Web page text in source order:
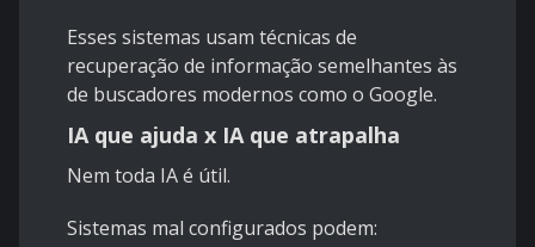
Esses sistemas usam técnicas de
recuperação de informação semelhantes às
de buscadores modernos como o Google.
IA que ajuda x IA que atrapalha
Nem toda IA é útil.
Sistemas mal configurados podem: